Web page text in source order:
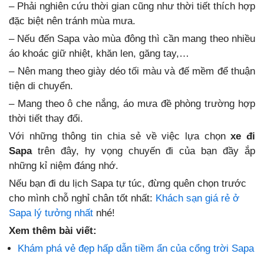
– Phải nghiên cứu thời gian cũng như thời tiết thích hợp
đặc biệt nên tránh mùa mưa.
– Nếu đến Sapa vào mùa đông thì cần mang theo nhiều
áo khoác giữ nhiệt, khăn len, găng tay,…
– Nên mang theo giày déo tối màu và đế mềm để thuận
tiện di chuyển.
– Mang theo ô che nắng, áo mưa đề phòng trường hợp
thời tiết thay đổi.
Với những thông tin chia sẻ về việc lựa chọnxe đi
Sapatrên đây, hy vọng chuyến đi của bạn đầy ắp
những kỉ niệm đáng nhớ.
Nếu bạn đi du lịch Sapa tự túc, đừng quên chọn trước
cho mình chỗ nghỉ chân tốt nhất: Khách sạn giá rẻ ở
Sapa lý tưởng nhất nhé!
Xem thêm bài viết:
Khám phá vẻ đẹp hấp dẫn tiềm ẩn của cổng trời Sapa